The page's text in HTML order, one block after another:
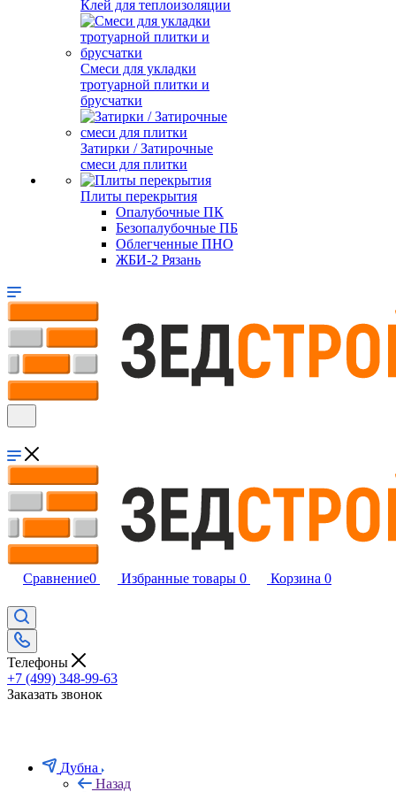
Клей для теплоизоляции
Смеси для укладки
тротуарной плитки и
брусчатки
Затирки / Затирочные
смеси для плитки
Плиты перекрытия
Опалубочные ПК
Безопалубочные ПБ
Облегченные ПНО
ЖБИ-2 Рязань
Сравнение0 Избранные товары 0 Корзина 0
Телефоны
+7 (499) 348-99-63
Заказать звонок
Дубна
Назад